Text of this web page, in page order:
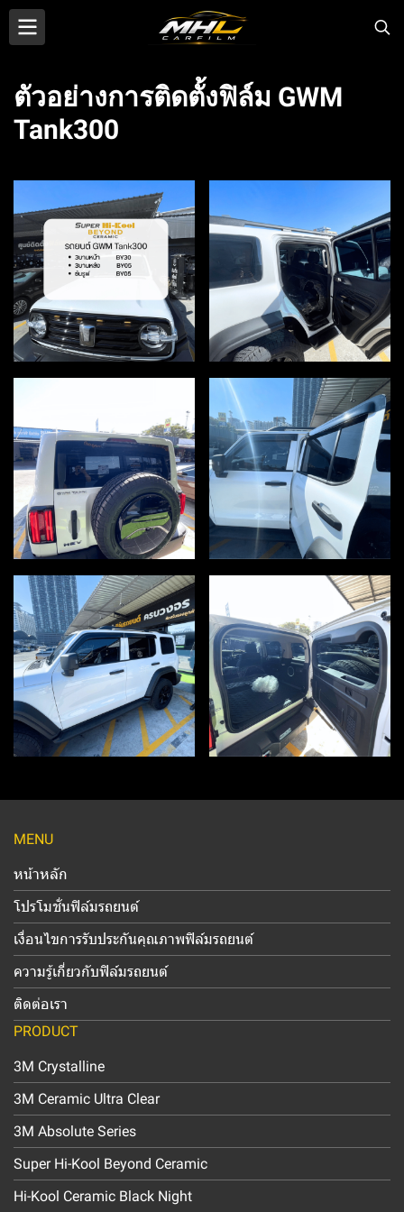
ตัวอย่างการติดตั้งฟิล์ม GWM
Tank300
MENU
หน้าหลัก
โปรโมชั่นฟิล์มรถยนต์
เงื่อนไขการรับประกันคุณภาพฟิล์มรถยนต์
ความรู้เกี่ยวกับฟิล์มรถยนต์
ติดต่อเรา
PRODUCT
3M Crystalline
3M Ceramic Ultra Clear
3M Absolute Series
Super Hi-Kool Beyond Ceramic
Hi-Kool Ceramic Black Night